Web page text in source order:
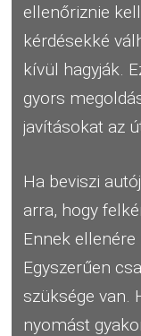
ellenőriznie
kérdésekké
kívül hagyják.
gyors
javításokat az
Ha beviszi
arra, hogy
Ennek
Egyszerűen
szüksége van.
nyomást